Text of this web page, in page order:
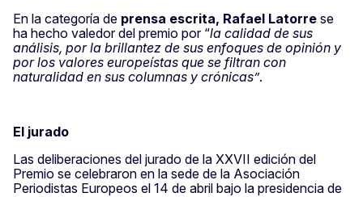
En la categoría de prensa escrita, Rafael Latorre se
ha hecho valedor del premio por “la calidad de sus
análisis, por la brillantez de sus enfoques de opinión y
por los valores europeístas que se filtran con
naturalidad en sus columnas y crónicas”.
El jurado
Las deliberaciones del jurado de la XXVII edición del
Premio se celebraron en la sede de la Asociación
Periodistas Europeos el 14 de abril bajo la presidencia de